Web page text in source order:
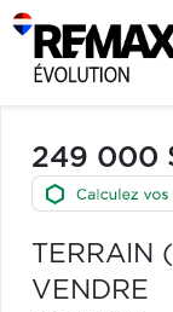
249 000
TERRAIN
VENDRE